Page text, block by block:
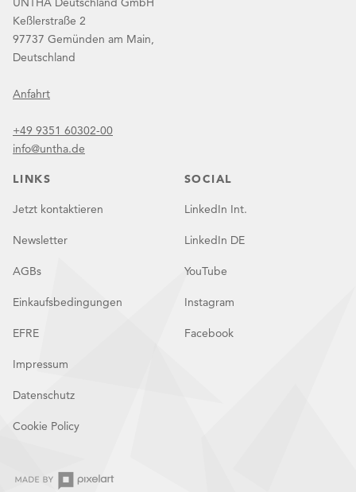
Keßlerstraße 2
97737 Gemünden am Main,
Deutschland
Anfahrt
+49 9351 60302-00
info@untha.de
LINKS
Jetzt kontaktieren
Newsletter
AGBs
Einkaufsbedingungen
EFRE
Impressum
Datenschutz
Cookie Policy
SOCIAL
LinkedIn Int.
LinkedIn DE
YouTube
Instagram
Facebook